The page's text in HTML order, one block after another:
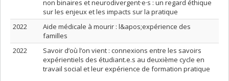
non binaires et neurodivergent·e·s : un regard éthique
sur les enjeux et les impacts sur la pratique
2022
Aide médicale à mourir : l&apos;expérience des
familles
2022
Savoir d’où l’on vient : connexions entre les savoirs
expérientiels des étudiant.e.s au deuxième cycle en
travail social et leur expérience de formation pratique